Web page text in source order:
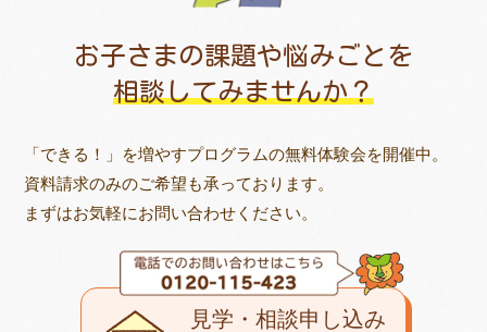
お子さまの課題や悩みごとを
相談してみませんか？
「できる！」を増やすプログラムの無料体験会を開催中。
資料請求のみのご希望も承っております。
まずはお気軽にお問い合わせください。
見学・相談申し込み